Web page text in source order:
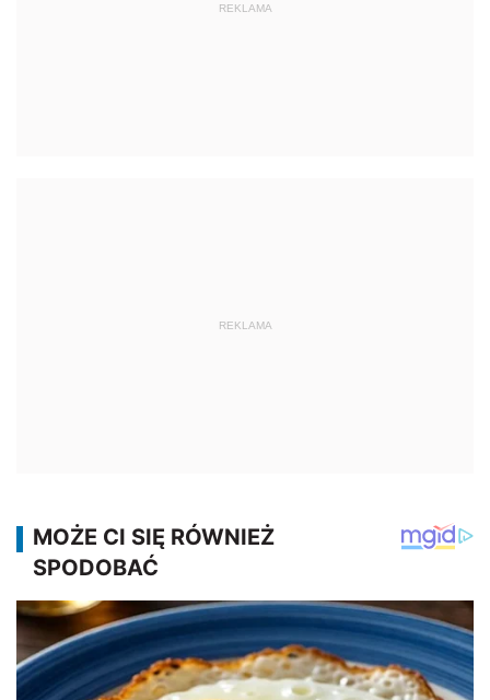
REKLAMA
REKLAMA